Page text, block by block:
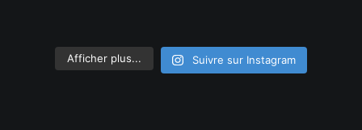
Afficher plus... Suivre sur Instagram